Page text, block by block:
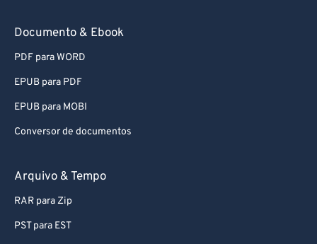
Documento & Ebook
PDF para WORD
EPUB para PDF
EPUB para MOBI
Conversor de documentos
Arquivo & Tempo
RAR para Zip
PST para EST